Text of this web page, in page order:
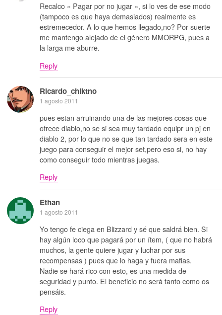
Recalco » Pagar por no jugar «, si lo ves de ese modo
(tampoco es que haya demasiados) realmente es
estremecedor. A lo que hemos llegado,no? Por suerte
me mantengo alejado de el género MMORPG, pues a
la larga me aburre.
Reply
Ricardo_chiktno
1 agosto 2011
pues estan arruinando una de las mejores cosas que
ofrece diablo,no se si sea muy tardado equipr un pj en
diablo 2, por lo que no se que tan tardado sera en este
juego para conseguir el mejor set,pero eso si, no hay
como conseguir todo mientras juegas.
Reply
Ethan
1 agosto 2011
Yo tengo fe ciega en Blizzard y sé que saldrá bien. Si
hay algún loco que pagará por un ítem, ( que no habrá
muchos, la gente quiere jugar y luchar por sus
recompensas ) pues que lo haga y fuera mafias.
Nadie se hará rico con esto, es una medida de
seguridad y punto. El beneficio no será tanto como os
pensáis.
Reply